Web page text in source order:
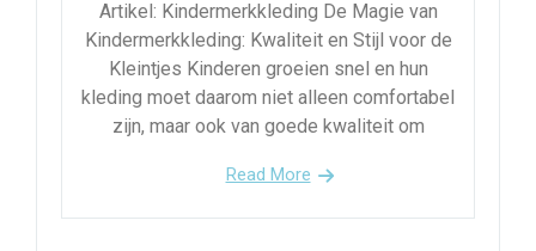
Artikel: Kindermerkkleding De Magie van
Kindermerkkleding: Kwaliteit en Stijl voor de
Kleintjes Kinderen groeien snel en hun
kleding moet daarom niet alleen comfortabel
zijn, maar ook van goede kwaliteit om
Read More